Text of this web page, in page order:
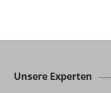
Unsere Experten